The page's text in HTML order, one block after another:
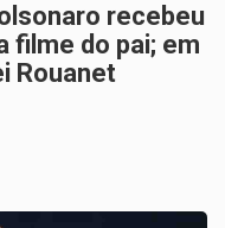
recebeu
filme do pai; em
Rouanet